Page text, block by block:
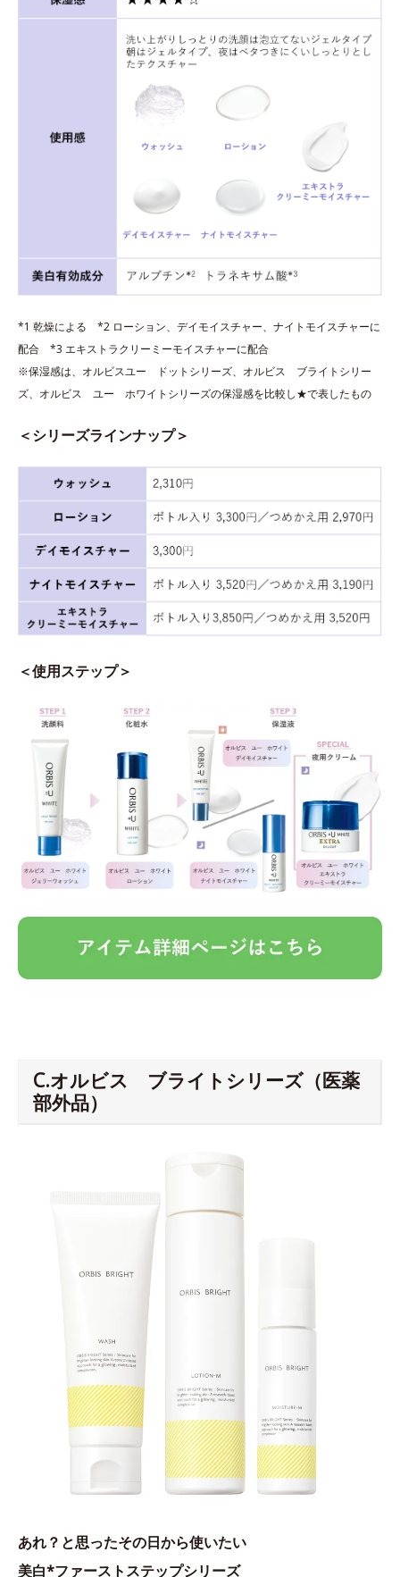
*1 乾燥による *2 ローション、デイモイスチャー、ナイトモイスチャーに
配合 *3 エキストラクリーミーモイスチャーに配合
※保湿感は、オルビスユー ドットシリーズ、オルビス ブライトシリー
ズ、オルビス ユー ホワイトシリーズの保湿感を比較し★で表したもの
＜シリーズラインナップ＞
＜使用ステップ＞
C.オルビス ブライトシリーズ（医薬
部外品）
あれ？と思ったその日から使いたい
美白*ファーストステップシリーズ